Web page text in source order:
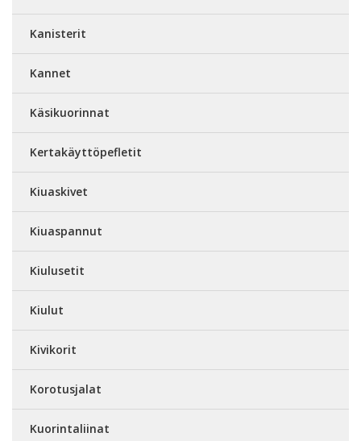
Kanisterit
Kannet
Käsikuorinnat
Kertakäyttöpefletit
Kiuaskivet
Kiuaspannut
Kiulusetit
Kiulut
Kivikorit
Korotusjalat
Kuorintaliinat